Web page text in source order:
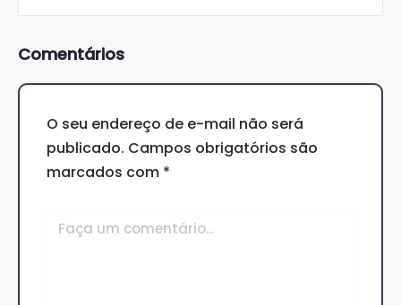
Comentários
O seu endereço de e-mail não será
publicado. Campos obrigatórios são
marcados com *